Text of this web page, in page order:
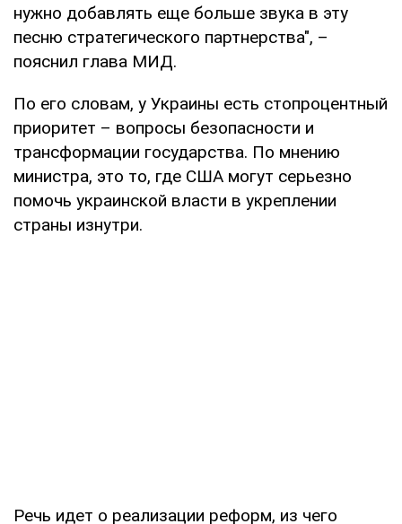
нужно добавлять еще больше звука в эту
песню стратегического партнерства", –
пояснил глава МИД.
По его словам, у Украины есть стопроцентный
приоритет – вопросы безопасности и
трансформации государства. По мнению
министра, это то, где США могут серьезно
помочь украинской власти в укреплении
страны изнутри.
Речь идет о реализации реформ, из чего